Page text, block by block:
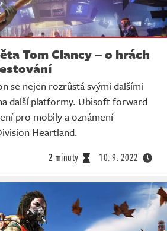
Tom Clancy – o hrách
se nejen rozrůstá svými dalšími
další platformy. Ubisoft forward
pro mobily a oznámení
Heartland.
2 minuty 10. 9. 2022